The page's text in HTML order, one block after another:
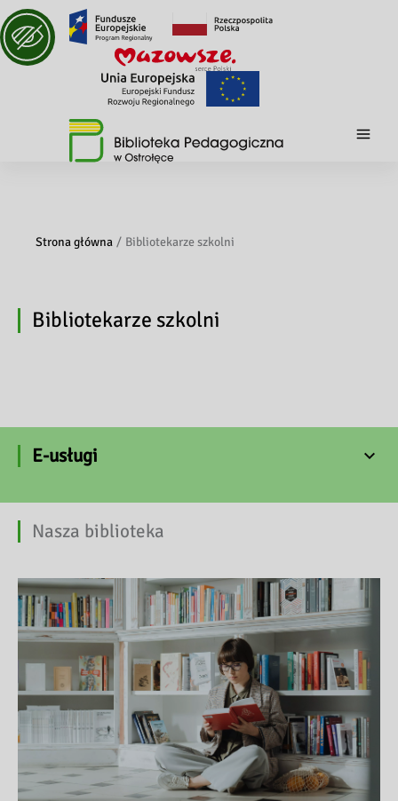
Strona główna Bibliotekarze szkolni
Bibliotekarze szkolni
E-usługi
Nasza biblioteka